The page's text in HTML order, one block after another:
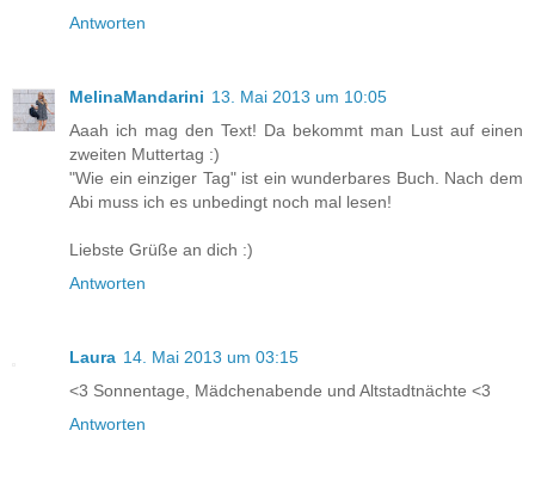
Antworten
MelinaMandarini 13. Mai 2013 um 10:05
Aaah ich mag den Text! Da bekommt man Lust auf einen
zweiten Muttertag :)
"Wie ein einziger Tag" ist ein wunderbares Buch. Nach dem
Abi muss ich es unbedingt noch mal lesen!
Liebste Grüße an dich :)
Antworten
Laura 14. Mai 2013 um 03:15
<3 Sonnentage, Mädchenabende und Altstadtnächte <3
Antworten